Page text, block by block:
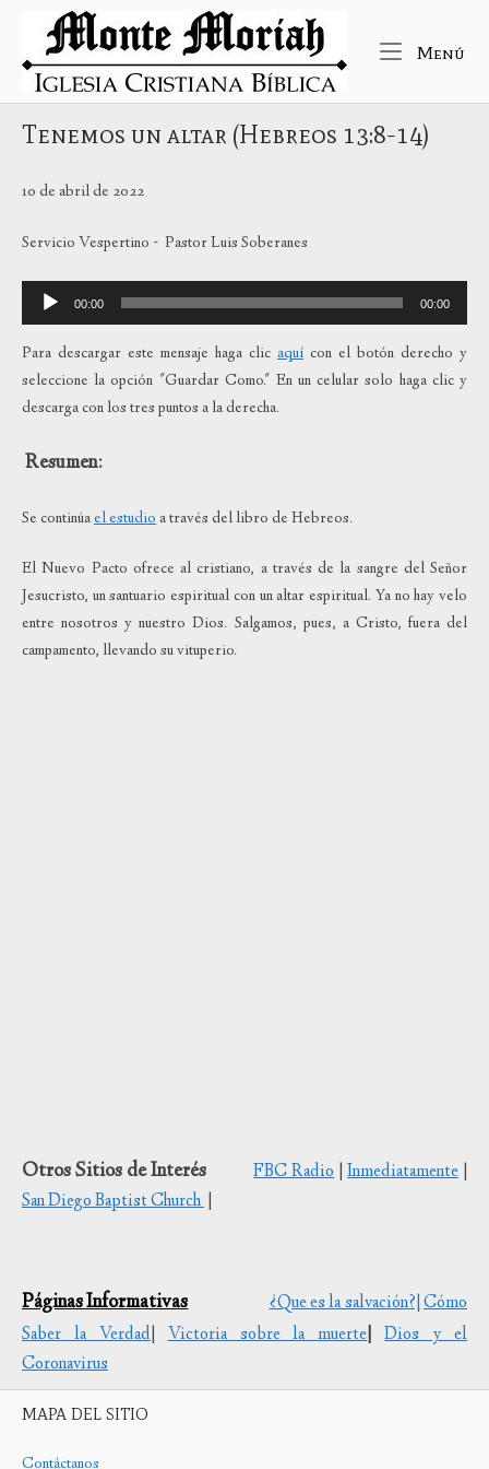
contenido
Inicio
Menú
Tenemos un altar (Hebreos 13:8-14)
10 de abril de 2022
Servicio Vespertino - Pastor Luis Soberanes
Reproductor
de
audio
00:00 00:00
Para descargar este mensaje haga clic aquí con el botón derecho y
seleccione la opción "Guardar Como." En un celular solo haga clic y
descarga con los tres puntos a la derecha.
Resumen:
Se continúael estudio a través del libro de Hebreos.
El Nuevo Pacto ofrece al cristiano, a través de la sangre del Señor
Jesucristo, un santuario espiritual con un altar espiritual. Ya no hay velo
entre nosotros y nuestro Dios. Salgamos, pues, a Cristo, fuera del
campamento, llevando su vituperio.
Otros Sitios de Interés FBC Radio|Inmediatamente
San Diego Baptist Church
Páginas Informativas ¿Que es la salvación?|Cómo
Saber la Verdad|Victoria sobre la muerte|
Dios y el
Coronavirus
MAPA DEL SITIO